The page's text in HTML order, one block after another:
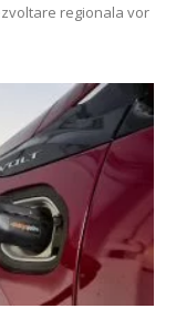
regionala vor